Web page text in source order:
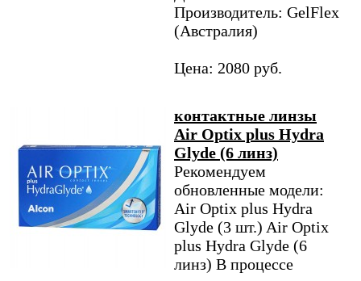
Производитель: GelFlex
(Австралия)
Цена: 2080 руб.
контактные линзы
Air Optix plus Hydra
Glyde (6 линз)
Рекомендуем
обновленные модели:
Air Optix plus Hydra
Glyde (3 шт.) Air Optix
plus Hydra Glyde (6
линз) В процессе